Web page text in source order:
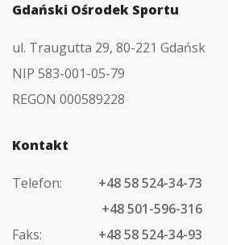
Gdański Ośrodek Sportu
ul. Traugutta 29, 80-221 Gdańsk
NIP 583-001-05-79
REGON 000589228
Kontakt
Telefon:
+48 58 524-34-73
+48 501-596-316
Faks:
+48 58 524-34-93